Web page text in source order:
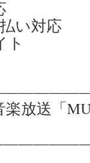
い対応
ト
放送「